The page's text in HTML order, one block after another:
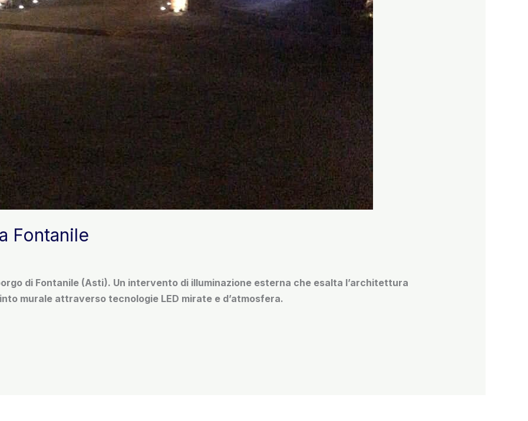
Fontanile
di Fontanile (Asti). Un intervento di illuminazione esterna che esalta l’architettura
murale attraverso tecnologie LED mirate e d’atmosfera.